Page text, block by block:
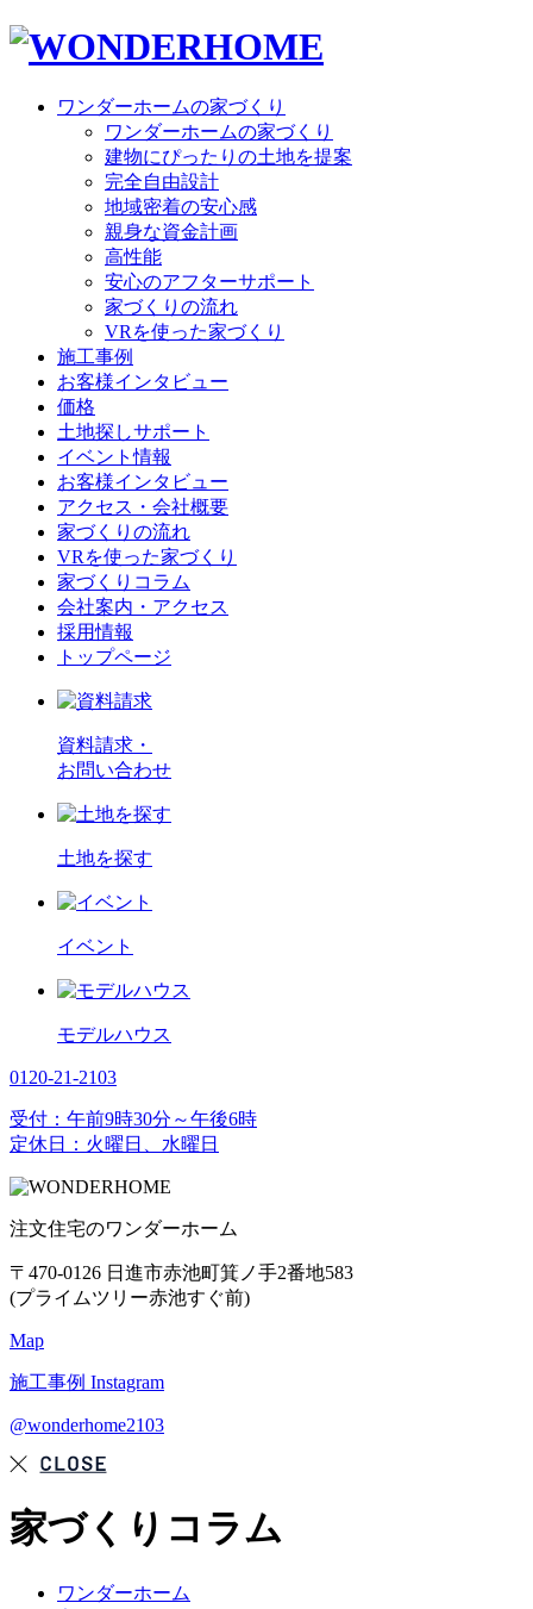
ワンダーホームの家づくり
ワンダーホームの家づくり
建物にぴったりの土地を提案
完全自由設計
地域密着の安心感
親身な資金計画
高性能
安心のアフターサポート
家づくりの流れ
VRを使った家づくり
施工事例
お客様インタビュー
価格
土地探しサポート
イベント情報
お客様インタビュー
アクセス・会社概要
家づくりの流れ
VRを使った家づくり
家づくりコラム
会社案内・アクセス
採用情報
トップページ
資料請求・
お問い合わせ
土地を探す
イベント
モデルハウス
0120-21-2103
受付：午前9時30分～午後6時
定休日：火曜日、水曜日
注文住宅のワンダーホーム
〒470-0126 日進市赤池町箕ノ手2番地583
(プライムツリー赤池すぐ前)
Map
施工事例 Instagram
@wonderhome2103
家づくりコラム
ワンダーホーム